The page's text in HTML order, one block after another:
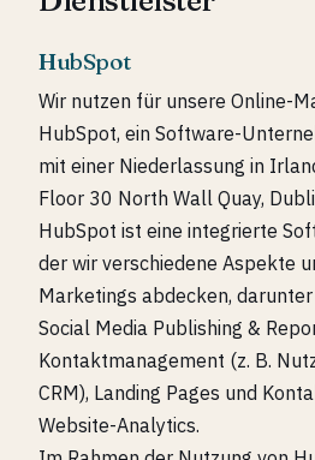
HubSpot
Wir nutzen für unsere Online-
HubSpot, ein Software-
mit einer Niederlassung in
Floor 30 North Wall Quay,
HubSpot ist eine integrierte
der wir verschiedene Aspekte
Marketings abdecken,
Social Media Publishing &
Kontaktmanagement (z. B.
CRM), Landing Pages und
Website-Analytics.